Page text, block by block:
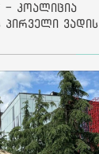
- კოალიცია
პირველი ვადის